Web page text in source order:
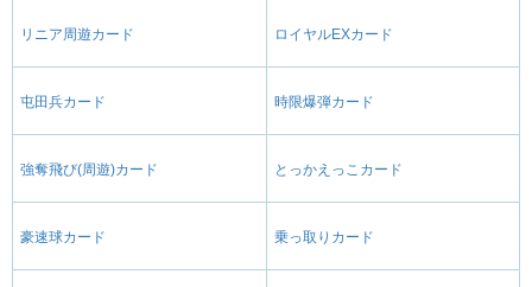
リニア周遊カード ロイヤルEXカード
屯田兵カード 時限爆弾カード
強奪飛び(周遊)カード とっかえっこカード
豪速球カード 乗っ取りカード